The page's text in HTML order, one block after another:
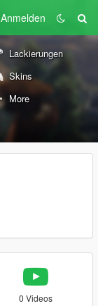
Anmelden
Lackierungen
Skins
More
0 Videos